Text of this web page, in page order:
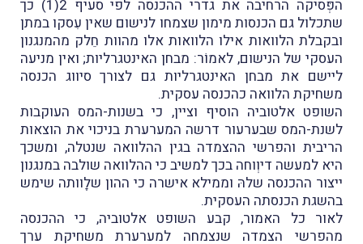
הפְּסיקה הרחיבה את גדרי ההכנסה לפי סעיף 2(1) כך
שתכלול גם הכנסות מימון שצמחו לנישום שאין עִסקו במתן
ובקבלת הלוואות אילו הלוואות אלו מהוות חֵלק מהמנגנון
העסקי של הנישום, לאמוֹר: מבחן האינטגרליות; ואין מניעה
ליישם את מבחן האינטגרליות גם לצורך סיווג הכנסה
משחיקת הלוואה כהכנסה עסקית.
השופט אלטוביה הוסיף וציין, כי בשנות-המס העוקבות
לשנת-המס שבערעור דרשה המערערת בניכוי את הוצאות
הריבית והפרשי ההצמדה בגין ההלוואה שנטלה, ומשכך
היא למעשה דיוְוחה בכך למשיב כי ההלוואה שולבה במנגנון
ייצור ההכנסה שלהּ וממילא אישרה כי ההון שלָוותה שימש
בהשגת הכנסתה העסקית.
לאור כל האמור, קבע השופט אלטוביה, כי ההכנסה
מהפרשי הצמדה שנצמחה למערערת משחיקת ערך